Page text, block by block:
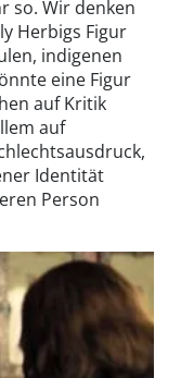
so. Wir denken
Herbigs Figur
indigenen
eine Figur
auf Kritik
auf
Identität
Person